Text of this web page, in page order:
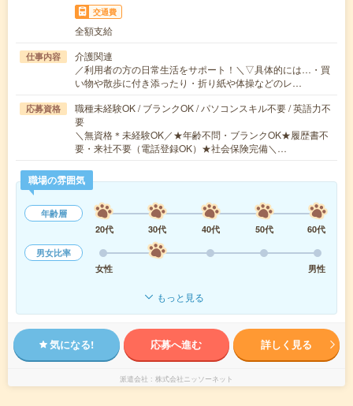
交通費
全額支給
仕事内容
介護関連
／利用者の方の日常生活をサポート！＼▽具体的には…・買
い物や散歩に付き添ったり・折り紙や体操などのレ…
応募資格
職種未経験OK / ブランクOK / パソコンスキル不要 / 英語力不
要
＼無資格＊未経験OK／★年齢不問・ブランクOK★履歴書不
要・来社不要（電話登録OK）★社会保険完備＼…
職場の雰囲気
年齢層
20代
30代 40代 50代
60代
男女比率
女性
男性
もっと見る
気になる! 応募へ進む 詳しく見る
派遣会社 株式会社ニッソーネット